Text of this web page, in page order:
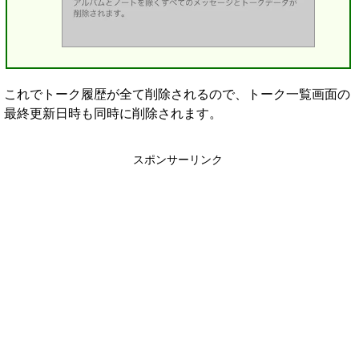
これでトーク履歴が全て削除されるので、トーク一覧画面の
最終更新日時も同時に削除されます。
スポンサーリンク